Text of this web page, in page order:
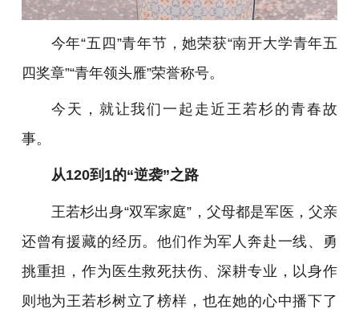
今年“五四”青年节，她荣获“南开大学青年五
四奖章”“青年领头雁”荣誉称号。
今天，就让我们一起走近王若杉的青春故
事。
从120到1的“逆袭”之路
王若杉出身“双军家庭”，父母都是军医，父亲
还曾有援藏的经历。他们作为军人奔赴一线、勇
挑重担，作为医生救死扶伤、深耕专业，以身作
则地为王若杉树立了榜样，也在她的心中播下了